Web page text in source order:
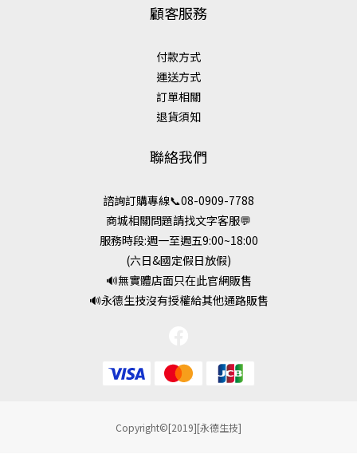
顧客服務
付款方式
運送方式
訂單相關
退貨須知
聯絡我們
諮詢訂購專線📞08-0909-7788
商城相關問題請找文字客服💬
服務時段:週一至週五9:00~18:00
(六日&國定假日放假)
🔊無實體店面只在此官網販售
🔊永德生技沒有授權給其他通路販售
Copyright©[2019][永德生技]